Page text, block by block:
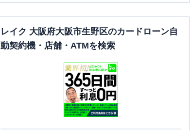
レイク 大阪府大阪市生野区のカードローン自
動契約機・店舗・ATMを検索